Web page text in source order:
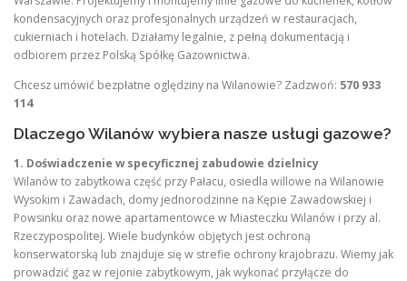
kondensacyjnych oraz profesjonalnych urządzeń w restauracjach,
cukierniach i hotelach. Działamy legalnie, z pełną dokumentacją i
odbiorem przez Polską Spółkę Gazownictwa.
Chcesz umówić bezpłatne oględziny na Wilanowie? Zadzwoń: 570 933
114
Dlaczego Wilanów wybiera nasze usługi gazowe?
1. Doświadczenie w specyficznej zabudowie dzielnicy
Wilanów to zabytkowa część przy Pałacu, osiedla willowe na Wilanowie
Wysokim i Zawadach, domy jednorodzinne na Kępie Zawadowskiej i
Powsinku oraz nowe apartamentowce w Miasteczku Wilanów i przy al.
Rzeczypospolitej. Wiele budynków objętych jest ochroną
konserwatorską lub znajduje się w strefie ochrony krajobrazu. Wiemy jak
prowadzić gaz w rejonie zabytkowym, jak wykonać przyłącze do